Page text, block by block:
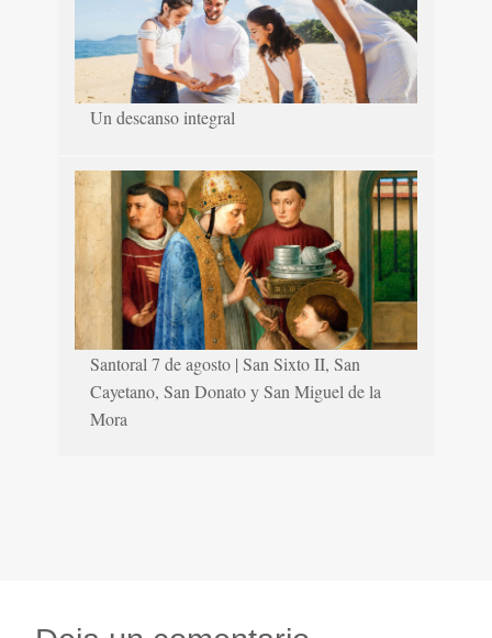
Un descanso integral
Santoral 7 de agosto | San Sixto II, San
Cayetano, San Donato y San Miguel de la
Mora